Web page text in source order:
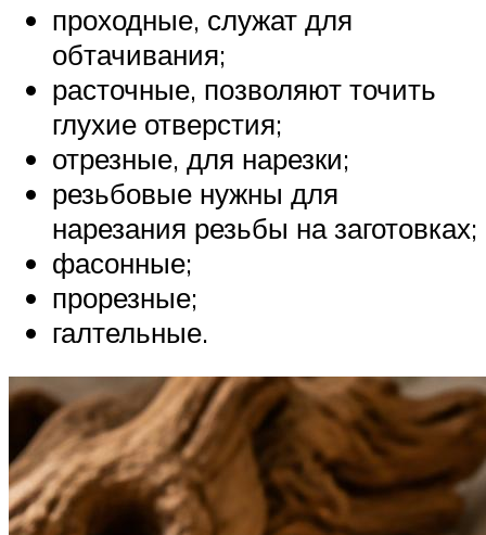
проходные, служат для
обтачивания;
расточные, позволяют точить
глухие отверстия;
отрезные, для нарезки;
резьбовые нужны для
нарезания резьбы на заготовках;
фасонные;
прорезные;
галтельные.